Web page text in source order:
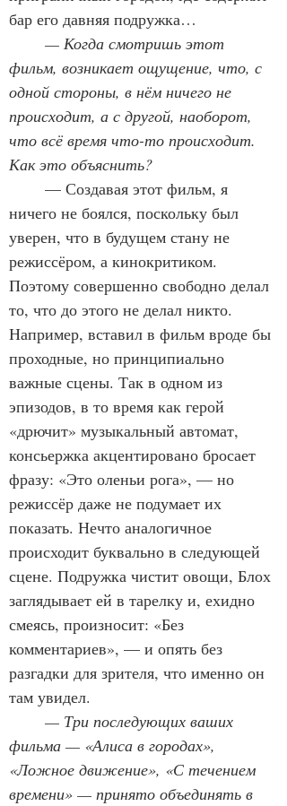
бар его давняя подружка…
фильм, возникает ощущение, что, с
одной стороны, в нём ничего не
происходит, а с другой, наоборот,
что всё время что-то происходит.
Как это объяснить?
ничего не боялся, поскольку был
уверен, что в будущем стану не
режиссёром, а кинокритиком.
Поэтому совершенно свободно делал
то, что до этого не делал никто.
Например, вставил в фильм вроде бы
проходные, но принципиально
важные сцены. Так в одном из
эпизодов, в то время как герой
«дрючит» музыкальный автомат,
консьержка акцентировано бросает
фразу: «Это оленьи рога», — но
режиссёр даже не подумает их
показать. Нечто аналогичное
происходит буквально в следующей
сцене. Подружка чистит овощи, Блох
заглядывает ей в тарелку и, ехидно
смеясь, произносит: «Без
комментариев», — и опять без
разгадки для зрителя, что именно он
там увидел.
фильма — «Алиса в городах»,
«Ложное движение», «С течением
времени» — принято объединять в